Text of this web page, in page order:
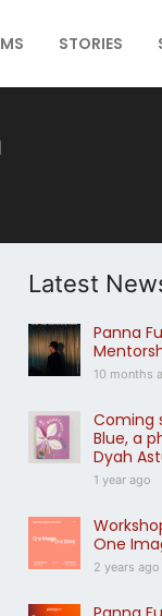
STORIES
Latest
Panna
10 months
Coming
Blue, a
Dyah
1 year ago
One
2 years ago